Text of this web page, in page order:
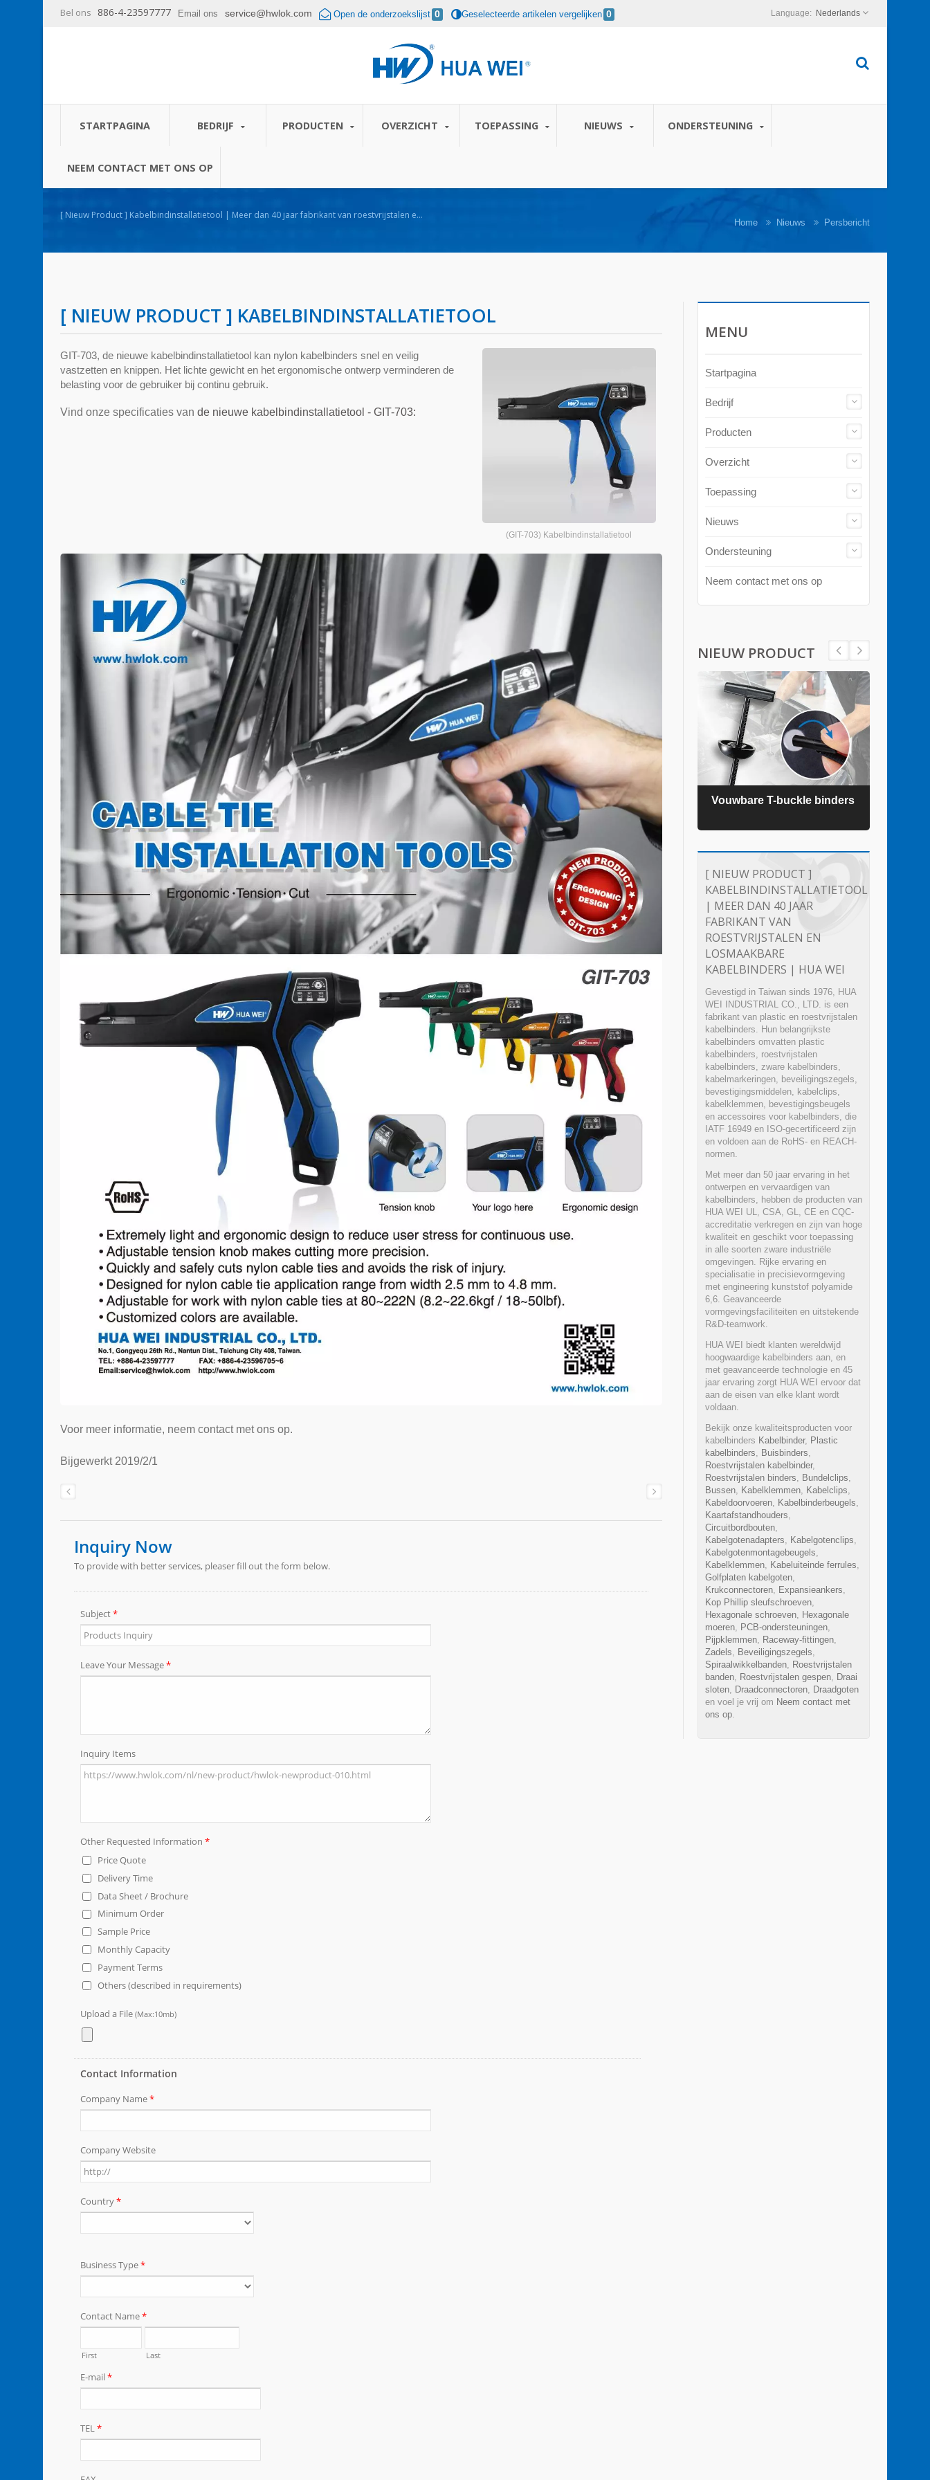
Bel ons 886-4-23597777 Email ons service@hwlok.com Open de onderzoekslijst 0 Geselecteerde artikelen vergelijken 0 Nederlands
STARTPAGINA BEDRIJF PRODUCTEN OVERZICHT TOEPASSING NIEUWS ONDERSTEUNING
NEEM CONTACT MET ONS OP
[ Nieuw Product ] Kabelbindinstallatietool | Meer dan 40 jaar fabrikant van roestvrijstalen en
Home Nieuws Persbericht
[ NIEUW PRODUCT ] KABELBINDINSTALLATIETOOL
(GIT-703) Kabelbindinstallatietool
GIT-703, de nieuwe kabelbindinstallatietool kan nylon kabelbinders snel en veilig
vastzetten en knippen. Het lichte gewicht en het ergonomische ontwerp verminderen de
belasting voor de gebruiker bij continu gebruik.
Vind onze specificaties van de nieuwe kabelbindinstallatietool - GIT-703:
Voor meer informatie, neem contact met ons op.
Bijgewerkt 2019/2/1
MENU
Startpagina
Bedrijf
Producten
Overzicht
Toepassing
Nieuws
Ondersteuning
Neem contact met ons op
NIEUW PRODUCT
TEFZEL® kabelbinders Vouwbare T-buckle binders
[ NIEUW PRODUCT ]
KABELBINDINSTALLATIETOOL
| MEER DAN 40 JAAR
FABRIKANT VAN
ROESTVRIJSTALEN EN
LOSMAAKBARE
KABELBINDERS | HUA WEI
Gevestigd in Taiwan sinds 1976, HUA
WEI INDUSTRIAL CO., LTD. is een
fabrikant van plastic en roestvrijstalen
kabelbinders. Hun belangrijkste
kabelbinders omvatten plastic
kabelbinders, roestvrijstalen
kabelbinders, zware kabelbinders,
kabelmarkeringen, beveiligingszegels,
bevestigingsmiddelen, kabelclips,
kabelklemmen, bevestigingsbeugels
en accessoires voor kabelbinders, die
IATF 16949 en ISO-gecertificeerd zijn
en voldoen aan de RoHS- en REACH-
normen.
Met meer dan 50 jaar ervaring in het
ontwerpen en vervaardigen van
kabelbinders, hebben de producten van
HUA WEI UL, CSA, GL, CE en CQC-
accreditatie verkregen en zijn van hoge
kwaliteit en geschikt voor toepassing
in alle soorten zware industriële
omgevingen. Rijke ervaring en
specialisatie in precisievormgeving
met engineering kunststof polyamide
6,6. Geavanceerde
vormgevingsfaciliteiten en uitstekende
R&D-teamwork.
HUA WEI biedt klanten wereldwijd
hoogwaardige kabelbinders aan, en
met geavanceerde technologie en 45
jaar ervaring zorgt HUA WEI ervoor dat
aan de eisen van elke klant wordt
voldaan.
Bekijk onze kwaliteitsproducten voor
kabelbinders Kabelbinder, Plastic
kabelbinders, Buisbinders,
Roestvrijstalen kabelbinder,
Roestvrijstalen binders, Bundelclips,
Bussen, Kabelklemmen, Kabelclips,
Kabeldoorvoeren, Kabelbinderbeugels,
Kaartafstandhouders,
Circuitbordbouten,
Kabelgotenadapters, Kabelgotenclips,
Kabelgotenmontagebeugels,
Kabelklemmen, Kabeluiteinde ferrules,
Golfplaten kabelgoten,
Krukconnectoren, Expansieankers,
Kop Phillip sleufschroeven,
Hexagonale schroeven, Hexagonale
moeren, PCB-ondersteuningen,
Pijpklemmen, Raceway-fittingen,
Zadels, Beveiligingszegels,
Spiraalwikkelbanden, Roestvrijstalen
banden, Roestvrijstalen gespen, Draai
sloten, Draadconnectoren, Draadgoten
en voel je vrij om Neem contact met
ons op.